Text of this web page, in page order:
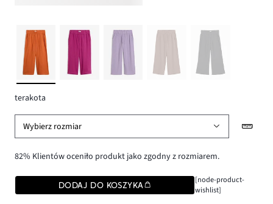
terakota
Wybierz rozmiar
82% Klientów oceniło produkt jako zgodny z rozmiarem.
DODAJ DO KOSZYKA
[node-product-
wishlist]